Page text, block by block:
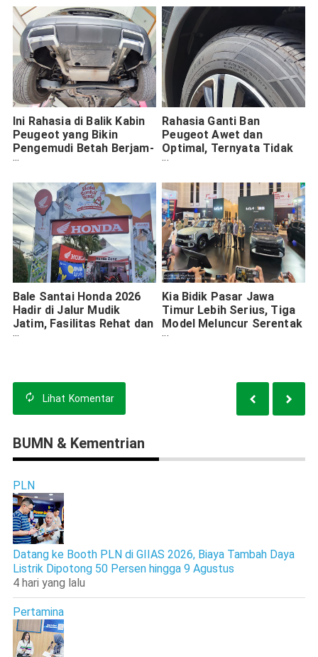
Ini Rahasia di Balik Kabin
Peugeot yang Bikin
Pengemudi Betah Berjam-
jam di Jalan
Rahasia Ganti Ban
Peugeot Awet dan
Optimal, Ternyata Tidak
Harus Sama Merek
Bale Santai Honda 2026
Hadir di Jalur Mudik
Jatim, Fasilitas Rehat dan
Cek Motor Disiapkan
Kia Bidik Pasar Jawa
Timur Lebih Serius, Tiga
Model Meluncur Serentak
di IIMS Surabaya 2026
Lihat Komentar
BUMN & Kementrian
PLN
Datang ke Booth PLN di GIIAS 2026, Biaya Tambah Daya
Listrik Dipotong 50 Persen hingga 9 Agustus
4 hari yang lalu
Pertamina